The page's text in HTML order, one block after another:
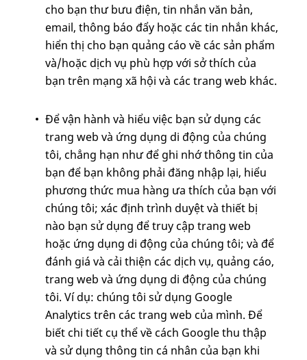
cho bạn thư bưu điện, tin nhắn văn bản,
email, thông báo đẩy hoặc các tin nhắn khác,
hiển thị cho bạn quảng cáo về các sản phẩm
và/hoặc dịch vụ phù hợp với sở thích của
bạn trên mạng xã hội và các trang web khác.
Để vận hành và hiểu việc bạn sử dụng các
trang web và ứng dụng di động của chúng
tôi, chẳng hạn như để ghi nhớ thông tin của
bạn để bạn không phải đăng nhập lại, hiểu
phương thức mua hàng ưa thích của bạn với
chúng tôi; xác định trình duyệt và thiết bị
nào bạn sử dụng để truy cập trang web
hoặc ứng dụng di động của chúng tôi; và để
đánh giá và cải thiện các dịch vụ, quảng cáo,
trang web và ứng dụng di động của chúng
tôi. Ví dụ: chúng tôi sử dụng Google
Analytics trên các trang web của mình. Để
biết chi tiết cụ thể về cách Google thu thập
và sử dụng thông tin cá nhân của bạn khi